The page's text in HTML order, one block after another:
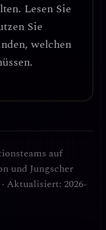
Lesen Sie
Sie
welchen
auf
und Jungscher
· Aktualisiert: 2026-